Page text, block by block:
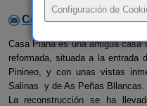
Contactar con el
Casa Plana es una antigua casa
reformada, situada a la entrada
Pinineo, y con unas vistas
Salinas y de As Peñas Bllancas.
La reconstrucción se ha